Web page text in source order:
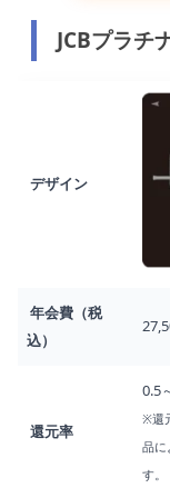
JCBプラチ
デザイン
年会費（税
込）
還元率
0.5
※還
品に
す。